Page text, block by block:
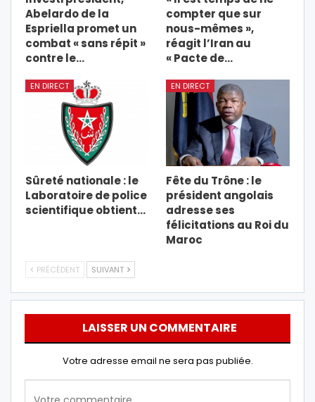
Abelardo de la
Espriella promet un
combat « sans répit »
contre le…
compter que sur
nous-mêmes »,
réagit l’Iran au
« Pacte de…
EN DIRECT
Sûreté nationale : le
Laboratoire de police
scientifique obtient…
EN DIRECT
Fête du Trône : le
président angolais
adresse ses
félicitations au Roi du
Maroc
PRÉCÉDENT SUIVANT
LAISSER UN COMMENTAIRE
Votre adresse email ne sera pas publiée.